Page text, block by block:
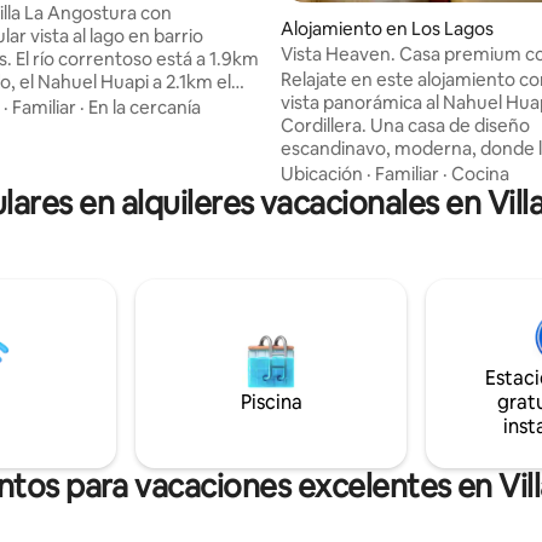
La Angostura con
vista al lago en barrio
El río correntoso está a 1.9km
el Nahuel Huapi a 2.1km el
a 5km por el sendero del
óptica. Smart TV.
eléctrico. Parrilla y fogonero.
· Familiar · En la cercanía
Alojamiento en Los Lagos
Vista Heaven. Casa premium
Lago.
Relajate en este alojamiento
vista panorámica al Nahuel
Cordillera. Una casa de diseño
escandinavo, moderna, donde
y las lineas simples son
invita a descansar y
sentidos. La casa está
muebles de diseño, cocina y
integrados, barra
mesa.
Ubicación · Familiar · Cocina
en alquileres vacacionales en
Piscina
para vacaciones excelentes en